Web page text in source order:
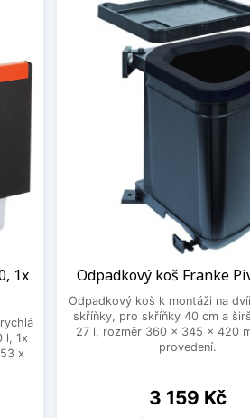
1x
l, 1x
x
Odpadkový koš Franke
Odpadkový koš k montáži na
skříňky, pro skříňky 40 cm a
27 l, rozměr 360 x 345 x 420
provedení.
Cena
3 159 Kč